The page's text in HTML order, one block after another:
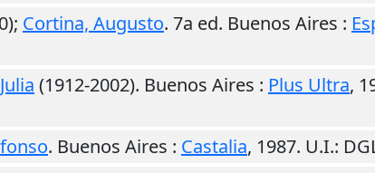
Cortina, Augusto. 7a ed. Buenos Aires :
(1912-2002). Buenos Aires : Plus Ultra,
. Buenos Aires : Castalia, 1987. U.I.: